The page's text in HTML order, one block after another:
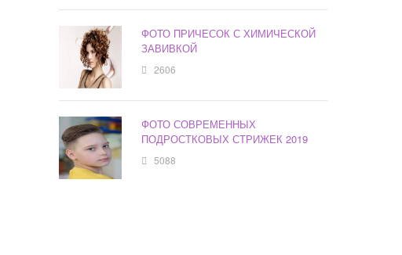
ФОТО ПРИЧЕСОК С ХИМИЧЕСКОЙ
ЗАВИВКОЙ
2606
ФОТО СОВРЕМЕННЫХ
ПОДРОСТКОВЫХ СТРИЖЕК 2019
5088